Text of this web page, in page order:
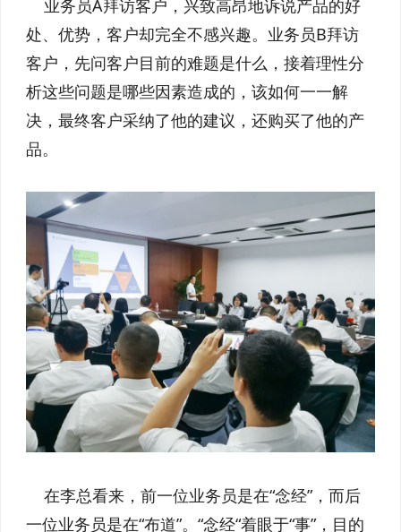
业务员A拜访客户，兴致高昂地诉说产品的好
处、优势，客户却完全不感兴趣。业务员B拜访
客户，先问客户目前的难题是什么，接着理性分
析这些问题是哪些因素造成的，该如何一一解
决，最终客户采纳了他的建议，还购买了他的产
品。
在李总看来，前一位业务员是在“念经”，而后
一位业务员是在“布道”。“念经“着眼于“事”，目的